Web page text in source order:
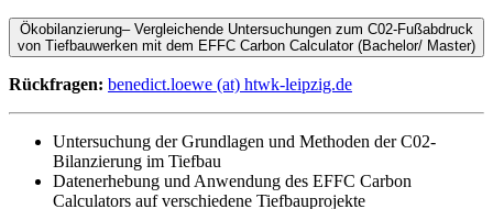
Ökobilanzierung– Vergleichende Untersuchungen zum C02-Fußabdruck
von Tiefbauwerken mit dem EFFC Carbon Calculator (Bachelor/ Master)
Rückfragen: benedict.loewe (at) htwk-leipzig.de
Untersuchung der Grundlagen und Methoden der C02-
Bilanzierung im Tiefbau
Datenerhebung und Anwendung des EFFC Carbon
Calculators auf verschiedene Tiefbauprojekte